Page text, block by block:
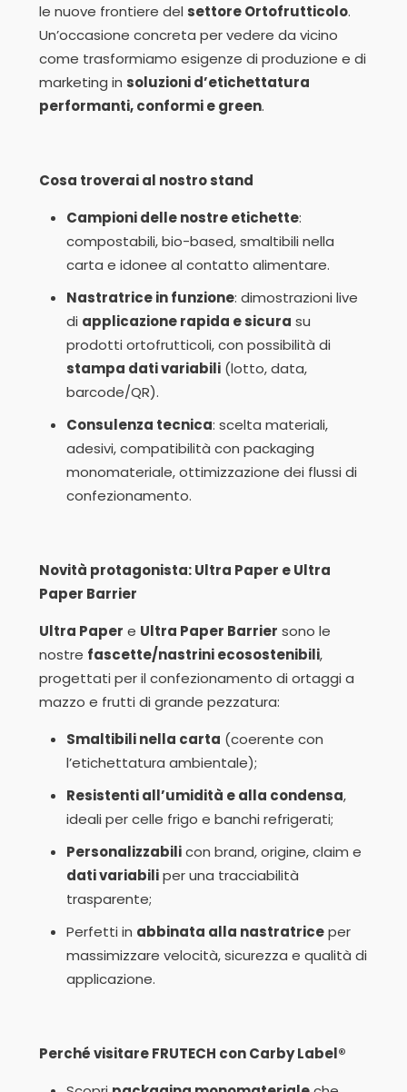
le nuove frontiere del settore Ortofrutticolo.
Un’occasione concreta per vedere da vicino
come trasformiamo esigenze di produzione e di
marketing in soluzioni d’etichettatura
performanti, conformi e green.
Cosa troverai al nostro stand
Campioni delle nostre etichette:
compostabili, bio-based, smaltibili nella
carta e idonee al contatto alimentare.
Nastratrice in funzione: dimostrazioni live
di applicazione rapida e sicura su
prodotti ortofrutticoli, con possibilità di
stampa dati variabili (lotto, data,
barcode/QR).
Consulenza tecnica: scelta materiali,
adesivi, compatibilità con packaging
monomateriale, ottimizzazione dei flussi di
confezionamento.
Novità protagonista: Ultra Paper e Ultra
Paper Barrier
Ultra Paper e Ultra Paper Barrier sono le
nostre fascette/nastrini ecosostenibili,
progettati per il confezionamento di ortaggi a
mazzo e frutti di grande pezzatura:
Smaltibili nella carta (coerente con
l’etichettatura ambientale);
Resistenti all’umidità e alla condensa,
ideali per celle frigo e banchi refrigerati;
Personalizzabilicon brand, origine, claim e
dati variabiliper una tracciabilità
trasparente;
Perfetti in abbinata alla nastratriceper
massimizzare velocità, sicurezza e qualità di
applicazione.
Perché visitare FRUTECH con Carby Label®